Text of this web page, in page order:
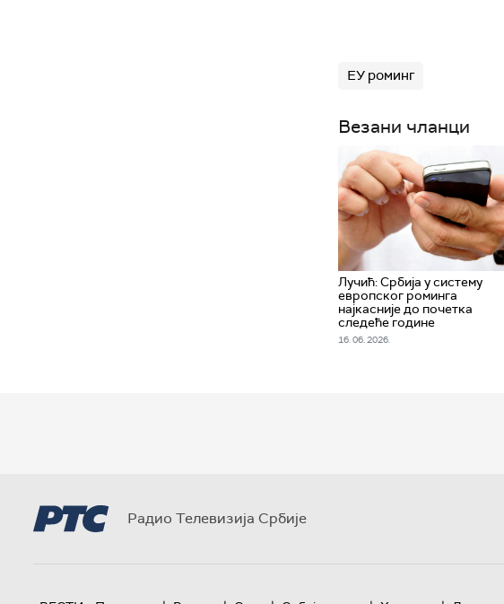
ЕУ роминг
Везани чланци
Лучић: Србија у систему
европског роминга
најкасније до почетка
следеће године
16. 06. 2026.
Радио Телевизија Србије